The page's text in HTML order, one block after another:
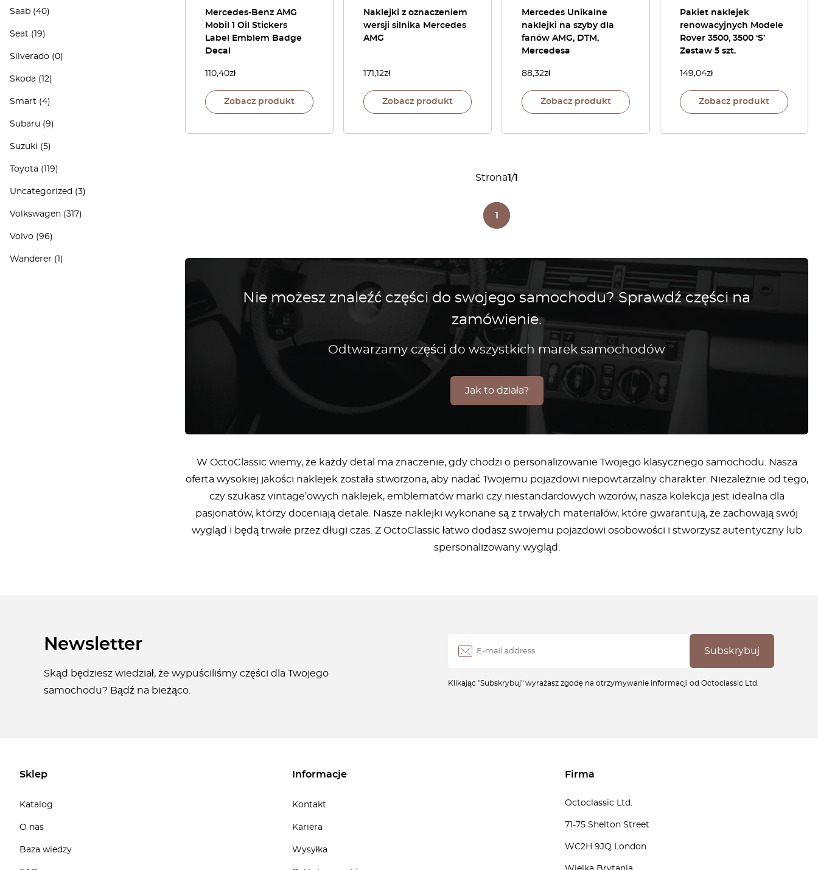
Saab (40)
Seat (19)
Silverado (0)
Skoda (12)
Smart (4)
Subaru (9)
Suzuki (5)
Toyota (119)
Uncategorized (3)
Volkswagen (317)
Volvo (96)
Wanderer (1)
Mercedes-Benz AMG
Mobil 1 Oil Stickers
Label Emblem Badge
Decal
110,40zł
Zobacz produkt
Naklejki z oznaczeniem
wersji silnika Mercedes
AMG
171,12zł
Zobacz produkt
Mercedes Unikalne
naklejki na szyby dla
fanów AMG, DTM,
Mercedesa
88,32zł
Zobacz produkt
Pakiet naklejek
renowacyjnych Modele
Rover 3500, 3500 ‘S’
Zestaw 5 szt.
149,04zł
Zobacz produkt
Strona1/1
1
Nie możesz znaleźć części do swojego samochodu? Sprawdź części na
zamówienie.
Odtwarzamy części do wszystkich marek samochodów
Jak to działa?
W OctoClassic wiemy, że każdy detal ma znaczenie, gdy chodzi o personalizowanie Twojego klasycznego samochodu. Nasza
oferta wysokiej jakości naklejek została stworzona, aby nadać Twojemu pojazdowi niepowtarzalny charakter. Niezależnie od tego,
czy szukasz vintage’owych naklejek, emblematów marki czy niestandardowych wzorów, nasza kolekcja jest idealna dla
pasjonatów, którzy doceniają detale. Nasze naklejki wykonane są z trwałych materiałów, które gwarantują, że zachowają swój
wygląd i będą trwałe przez długi czas. Z OctoClassic łatwo dodasz swojemu pojazdowi osobowości i stworzysz autentyczny lub
spersonalizowany wygląd.
Newsletter
Skąd będziesz wiedział, że wypuściliśmy części dla Twojego
samochodu? Bądź na bieżąco.
Klikając "Subskrybuj" wyrażasz zgodę na otrzymywanie informacji od Octoclassic Ltd.
Sklep
Katalog
O nas
Baza wiedzy
Informacje
Kontakt
Kariera
Wysyłka
Firma
Octoclassic Ltd.
71-75 Shelton Street
WC2H 9JQ London